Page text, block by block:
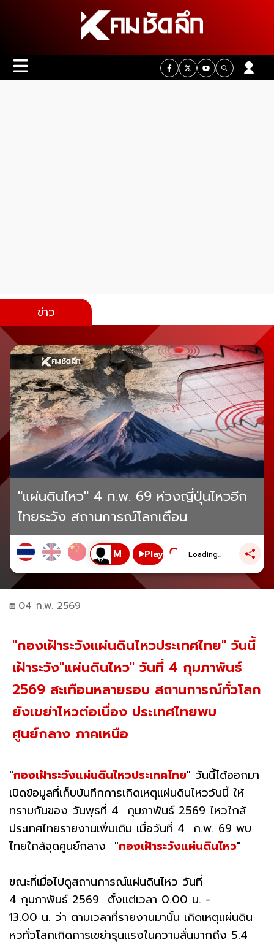
ข่าว
"แผ่นดินไหว" 4 ก.พ. 69 ห่วงญี่ปุ่นไหวอีก
ไทยระวัง สถานการณ์โลกเตือน
Play Loading...
04 ก.พ. 2569
"กองเฝ้าระวังแผ่นดินไหวประเทศไทย" วันนี้
เฝ้าระวัง"แผ่นดินไหว" วันที่ 4 กุมภาพันธ์
2569 สะเทือนหลายรอบ สถานการณ์ทั่วโลก
ยังเขย่าไหวต่อเนื่อง ประเทศไทยพบ
ศูนย์กลาง ภาคเหนือ
"กองเฝ้าระวังแผ่นดินไหวประเทศไทย" วันนี้ได้ออกมา
เปิดข้อมูลที่เก็บบันทึกการเกิดเหตุแผ่นดินไหววันนี้ ให้
ทราบกันของ วันพุธที่ 4 กุมภาพันธ์ 2569 ไหวใกล้
ประเทศไทยรายงานเพิ่มเติม เมื่อวันที่ 4 ก.พ. 69 พบ
ไทยใกล้จุดศูนย์กลาง "กองเฝ้าระวังแผ่นดินไหว"
ขณะที่เมื่อไปดูสถานการณ์แผ่นดินไหว วันที่
4 กุมภาพันธ์ 2569 ตั้งแต่เวลา 0.00 น. -
13.00 น. ว่า ตามเวลาที่รายงานมานั้น เกิดเหตุแผ่นดิน
หวทั่วโลกเกิดการเขย่ารุนแรงในความสั่นมากถึง 5.4